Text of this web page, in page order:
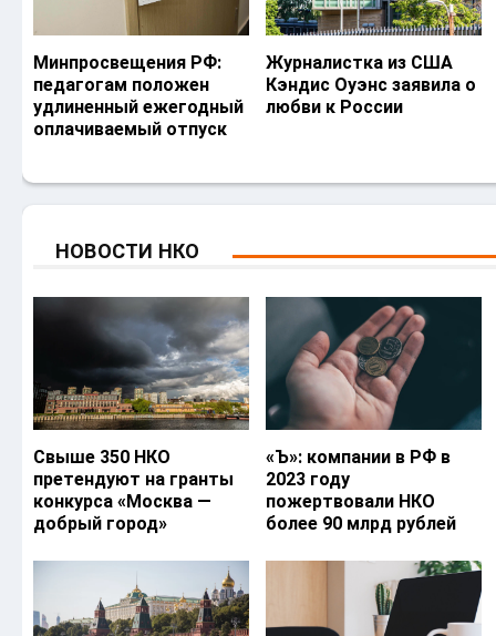
Минпросвещения РФ:
педагогам положен
удлиненный ежегодный
оплачиваемый отпуск
Журналистка из США
Кэндис Оуэнс заявила о
любви к России
НОВОСТИ НКО
Свыше 350 НКО
претендуют на гранты
конкурса «Москва —
добрый город»
«Ъ‎»: компании в РФ в
2023 году
пожертвовали НКО
более 90 млрд рублей